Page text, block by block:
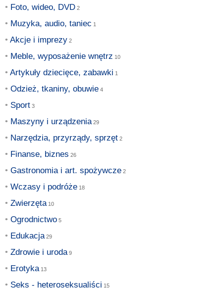
Foto, wideo, DVD
Muzyka, audio, taniec
Akcje i imprezy
Meble, wyposażenie wnętrz
Artykuły dziecięce, zabawki
Odzież, tkaniny, obuwie
Sport
Maszyny i urządzenia
Narzędzia, przyrządy, sprzęt
Finanse, biznes
Gastronomia i art. spożywcze
Wczasy i podróże
Zwierzęta
Ogrodnictwo
Edukacja
Zdrowie i uroda
Erotyka
Seks - heteroseksualiści